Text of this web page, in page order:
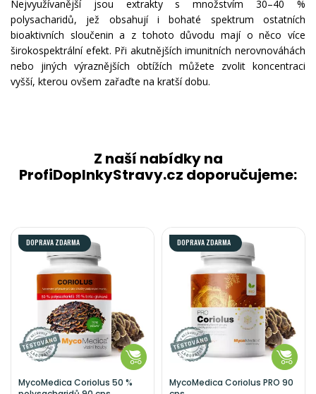
Nejvyužívanější jsou extrakty s množstvím 30–40 %
polysacharidů, jež obsahují i bohaté spektrum ostatních
bioaktivních sloučenin a z tohoto důvodu mají o něco více
širokospektrální efekt. Při akutnějších imunitních nerovnováhách
nebo jiných výraznějších obtížích můžete zvolit koncentraci
vyšší, kterou ovšem zařaďte na kratší dobu.
Z naší nabídky na
ProfiDoplnkyStravy.cz doporučujeme:
DOPRAVA ZDARMA
MycoMedica Coriolus 50 %
DOPRAVA ZDARMA
MycoMedica Coriolus PRO 90